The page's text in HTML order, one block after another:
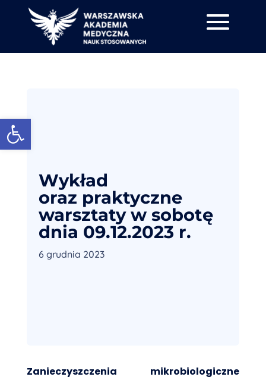
Wykład
oraz praktyczne
warsztaty w sobotę
dnia 09.12.2023 r.
6 grudnia 2023
Zanieczyszczenia mikrobiologiczne
Otwórz pasek narzędzi